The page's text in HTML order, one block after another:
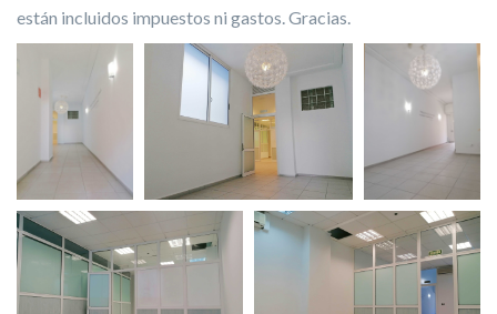
están incluidos impuestos ni gastos. Gracias.